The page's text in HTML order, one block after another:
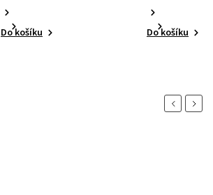
Do košíku Do košíku
PreviousNext